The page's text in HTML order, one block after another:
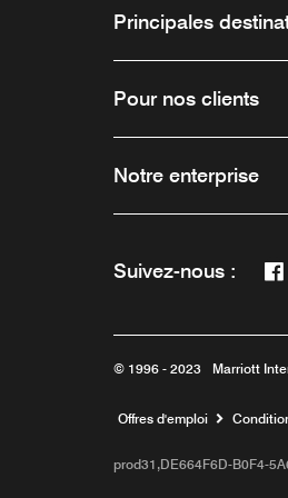
Principales
Pour nos clients
Notre enterprise
Suivez-nous :
© 1996 - 2023 Marriott
Offres d'emploi Ouvre
prod31,DE664F6D-B0F4-